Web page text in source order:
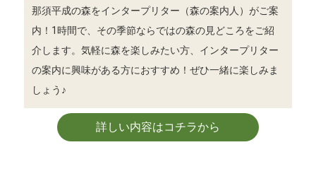
那須平成の森をインタープリター（森の案内人）がご案
内！1時間で、その季節ならではの森の見どころをご紹
介します。気軽に森を楽しみたい方、インタープリター
の案内に興味がある方におすすめ！ぜひ一緒に楽しみま
しょう♪
詳しい内容はコチラから